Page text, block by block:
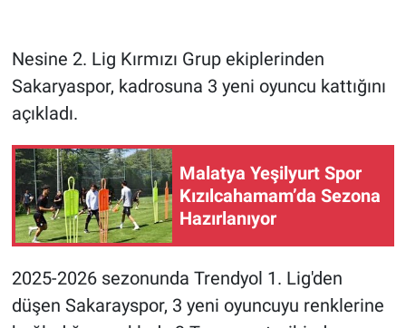
Nesine 2. Lig Kırmızı Grup ekiplerinden
Sakaryaspor, kadrosuna 3 yeni oyuncu kattığını
açıkladı.
Malatya Yeşilyurt Spor
Kızılcahamam’da Sezona
Hazırlanıyor
2025-2026 sezonunda Trendyol 1. Lig'den
düşen Sakarayspor, 3 yeni oyuncuyu renklerine